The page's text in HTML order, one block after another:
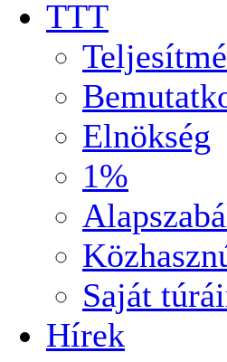
TTT
Elnökség
1%
Saját
Hírek